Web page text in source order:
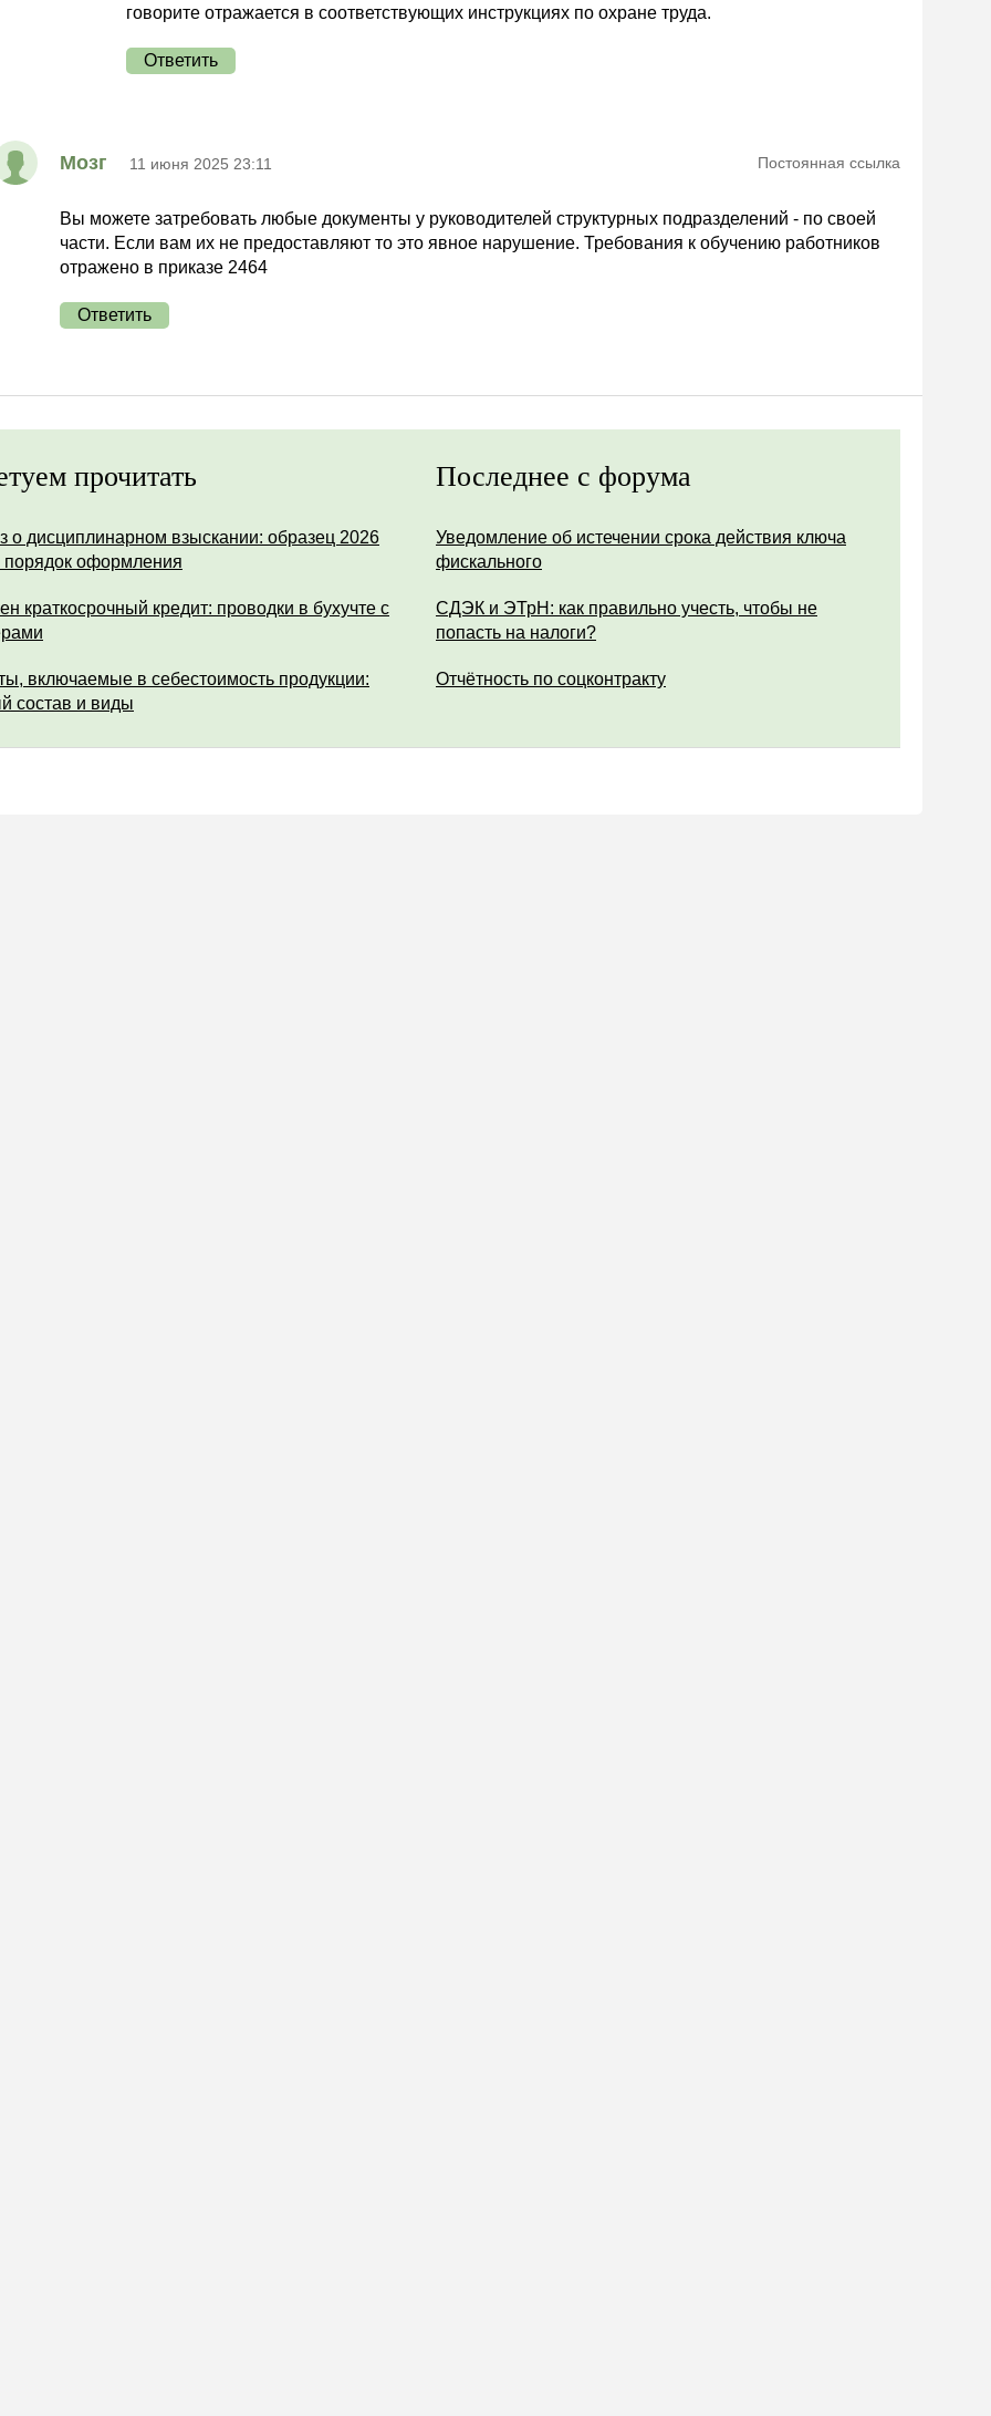
говорите отражается в соответствующих инструкциях по охране труда.
Ответить
Мозг 11 июня 2025 23:11 Постоянная ссылка
Вы можете затребовать любые документы у руководителей структурных подразделений - по своей
части. Если вам их не предоставляют то это явное нарушение. Требования к обучению работников
отражено в приказе 2464
Ответить
прочитать
о дисциплинарном взыскании: образец 2026
порядок оформления
краткосрочный кредит: проводки в бухучте с
включаемые в себестоимость продукции:
состав и виды
Последнее с форума
Уведомление об истечении срока действия ключа
фискального
СДЭК и ЭТрН: как правильно учесть, чтобы не
попасть на налоги?
Отчётность по соцконтракту